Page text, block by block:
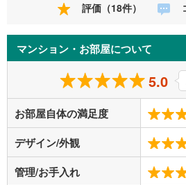
評価（18件）
マンション・お部屋について
5.0
お部屋自体の満足度
デザイン/外観
管理/お手入れ